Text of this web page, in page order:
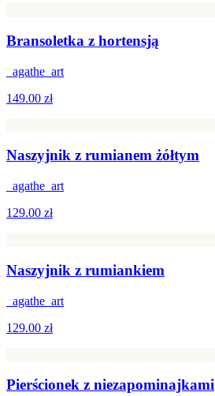
Bransoletka z hortensją
_agathe_art
149.00 zł
Naszyjnik z rumianem żółtym
_agathe_art
129.00 zł
Naszyjnik z rumiankiem
_agathe_art
129.00 zł
Pierścionek z niezapominajkami